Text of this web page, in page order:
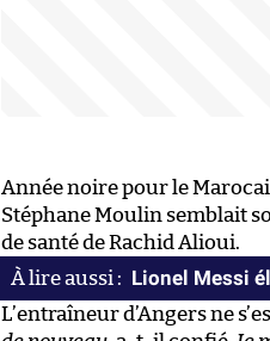
Année noire pour le
Stéphane Moulin semblait
de santé de Rachid Alioui.
Lionel Messi
L’entraîneur d’Angers ne